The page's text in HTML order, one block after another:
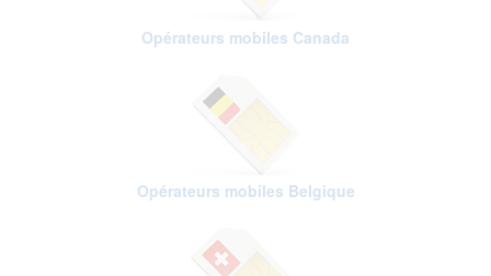
Opérateurs mobiles Canada
Opérateurs mobiles Belgique